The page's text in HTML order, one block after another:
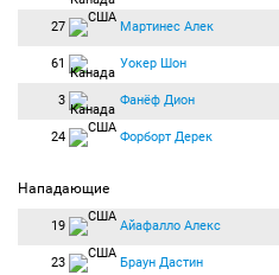
27 Мартинес Алек
61 Уокер Шон
3 Фанёф Дион
24 Форборт Дерек
Нападающие
19 Айафалло Алекс
23 Браун Дастин